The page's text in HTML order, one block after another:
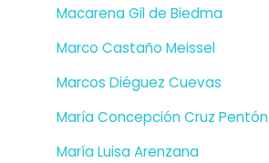
Macarena Gil de Biedma
Marco Castaño Meissel
Marcos Diéguez Cuevas
María Concepción Cruz Pentón
María Luisa Arenzana